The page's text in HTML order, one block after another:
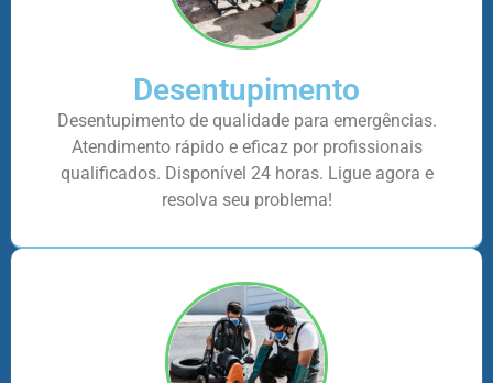
Desentupimento
Desentupimento de qualidade para emergências.
Atendimento rápido e eficaz por profissionais
qualificados. Disponível 24 horas. Ligue agora e
resolva seu problema!